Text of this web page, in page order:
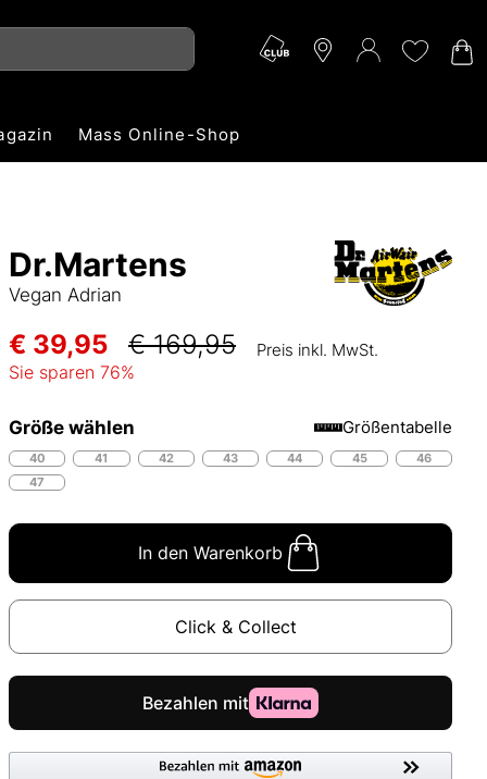
Mass Online-Shop
Dr.Martens
Vegan Adrian
€ 39,95 € 169,95 Preis inkl. MwSt.
Sie sparen 76%
Größe wählen Größentabelle
40 41 42 43 44 45
46
47
In den Warenkorb
Click & Collect